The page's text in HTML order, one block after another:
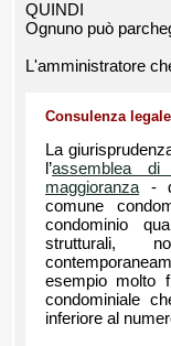
QUINDI
Ognuno può
L'amministratore
Consulenza legale
La
l’assemblea di
maggioranza-
comune
condominio
strutturali,
esempio molto
condominiale
inferiore al